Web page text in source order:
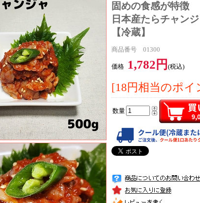
固めの食感が特徴
日本産たらチャン
【冷蔵】
商品番号 01300
価格 1,782円 (税込)
[18円相当のポイ
数量